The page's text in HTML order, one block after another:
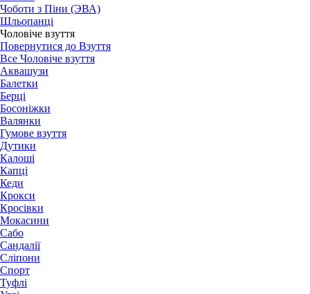
Чоботи з Піни (ЭВА)
Шльопанці
Чоловіче взуття
Повернутися до Взуття
Все Чоловіче взуття
Аквашузи
Балетки
Берці
Босоніжки
Валянки
Гумове взуття
Дутики
Калоші
Капці
Кеди
Крокси
Кросівки
Мокасини
Сабо
Сандалії
Сліпони
Спорт
Туфлі